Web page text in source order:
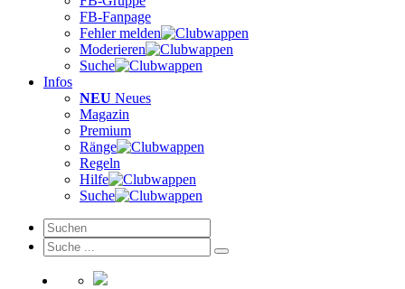
FB-Fanpage
Fehler melden
Moderieren
Suche
Infos
NEU Neues
Magazin
Premium
Ränge
Regeln
Hilfe
Suche